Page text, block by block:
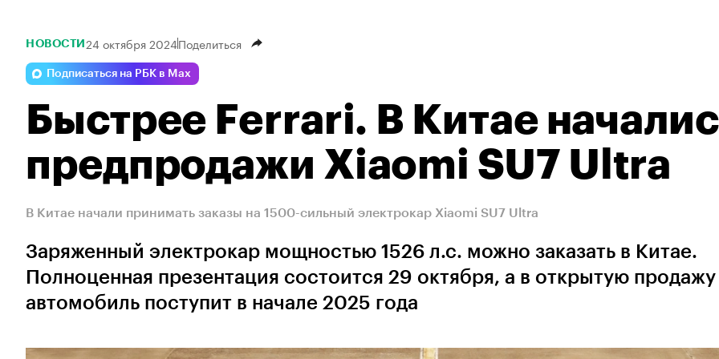
НОВОСТИ 24 октября 2024Поделиться
Подписаться на РБК в Max
Быстрее Ferrari. В Китае
предпродажи Xiaomi SU7 Ultra
В Китае начали принимать заказы на 1500-сильный электрокар Xiaomi SU7 Ultra
Заряженный электрокар мощностью 1526 л.с. можно заказать в Китае.
Полноценная презентация состоится 29 октября, а в открытую продажу
автомобиль поступит в начале 2025 года